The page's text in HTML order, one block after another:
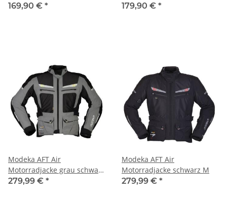
169,90 € *
179,90 € *
Modeka AFT Air
Motorradjacke grau schwarz
M
279,99 € *
Modeka AFT Air
Motorradjacke schwarz M
279,99 € *